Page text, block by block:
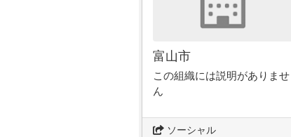
富山市
この組織には説明がありませ
ん
ソーシャル